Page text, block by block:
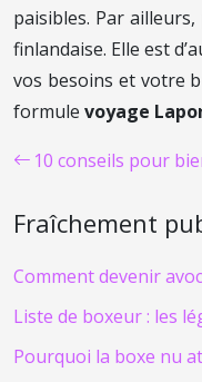
paisibles. Par
finlandaise. Elle est
vos besoins et votre
formule voyage
10 conseils pour
Fraîchement
Comment devenir
Liste de boxeur : les
Pourquoi la boxe nu